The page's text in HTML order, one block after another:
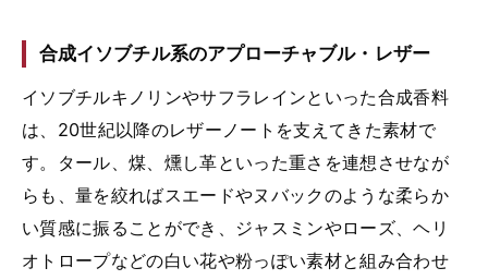
合成イソブチル系のアプローチャブル・レザー
イソブチルキノリンやサフラレインといった合成香料
は、20世紀以降のレザーノートを支えてきた素材で
す。タール、煤、燻し革といった重さを連想させなが
らも、量を絞ればスエードやヌバックのような柔らか
い質感に振ることができ、ジャスミンやローズ、ヘリ
オトロープなどの白い花や粉っぽい素材と組み合わせ